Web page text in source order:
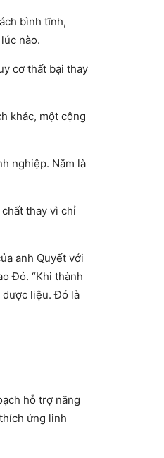
bình tĩnh,
nào.
cơ thất bại thay
khác, một cộng
nghiệp. Năm là
thay vì chỉ
anh Quyết với
Đỏ. “Khi thành
dược liệu. Đó là
hỗ trợ năng
ứng linh